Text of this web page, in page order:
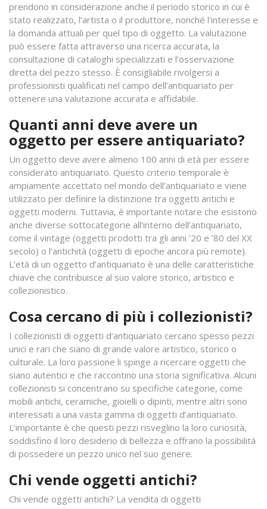
prendono in considerazione anche il periodo storico in cui è
stato realizzato, l’artista o il produttore, nonché l’interesse e
la domanda attuali per quel tipo di oggetto. La valutazione
può essere fatta attraverso una ricerca accurata, la
consultazione di cataloghi specializzati e l’osservazione
diretta del pezzo stesso. È consigliabile rivolgersi a
professionisti qualificati nel campo dell’antiquariato per
ottenere una valutazione accurata e affidabile.
Quanti anni deve avere un
oggetto per essere antiquariato?
Un oggetto deve avere almeno 100 anni di età per essere
considerato antiquariato. Questo criterio temporale è
ampiamente accettato nel mondo dell’antiquariato e viene
utilizzato per definire la distinzione tra oggetti antichi e
oggetti moderni. Tuttavia, è importante notare che esistono
anche diverse sottocategorie all’interno dell’antiquariato,
come il vintage (oggetti prodotti tra gli anni ’20 e ’80 del XX
secolo) o l’antichità (oggetti di epoche ancora più remote).
L’età di un oggetto d’antiquariato è una delle caratteristiche
chiave che contribuisce al suo valore storico, artistico e
collezionistico.
Cosa cercano di più i collezionisti?
I collezionisti di oggetti d’antiquariato cercano spesso pezzi
unici e rari che siano di grande valore artistico, storico o
culturale. La loro passione li spinge a ricercare oggetti che
siano autentici e che raccontino una storia significativa. Alcuni
collezionisti si concentrano su specifiche categorie, come
mobili antichi, ceramiche, gioielli o dipinti, mentre altri sono
interessati a una vasta gamma di oggetti d’antiquariato.
L’importante è che questi pezzi risveglino la loro curiosità,
soddisfino il loro desiderio di bellezza e offrano la possibilità
di possedere un pezzo unico nel suo genere.
Chi vende oggetti antichi?
Chi vende oggetti antichi? La vendita di oggetti